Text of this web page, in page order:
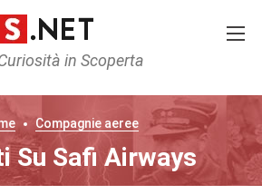
in Scoperta
Compagnie aeree
Su Safi Airways